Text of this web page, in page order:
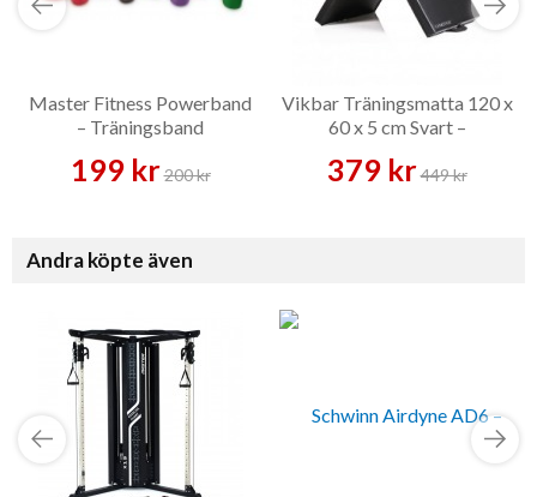
Master Fitness Powerband
– Träningsband
199 kr200 kr
Vikbar Träningsmatta 120 x
60 x 5 cm Svart –
379 kr449 kr
Andra köpte även